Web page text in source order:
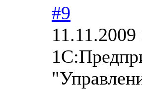
#9